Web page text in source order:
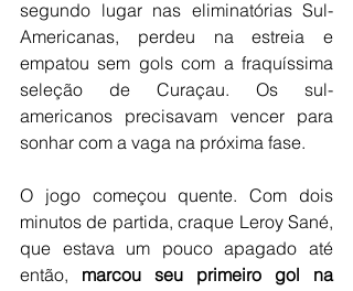
segundo lugar nas eliminatórias Sul-
Americanas, perdeu na estreia e
empatou sem gols com a fraquíssima
seleção de Curaçau. Os sul-
americanos precisavam vencer para
sonhar com a vaga na próxima fase.
O jogo começou quente. Com dois
minutos de partida, craque Leroy Sané,
que estava um pouco apagado até
então, marcou seu primeiro gol na